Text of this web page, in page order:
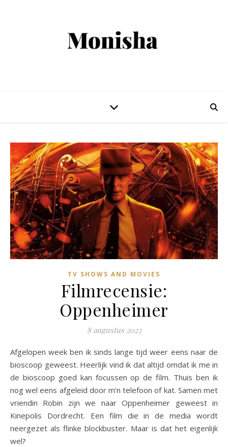
TV SHOWS AND MOVIES
Filmrecensie:
Oppenheimer
8 augustus 2023
Afgelopen week ben ik sinds lange tijd weer eens naar de
bioscoop geweest. Heerlijk vind ik dat altijd omdat ik me in
de bioscoop goed kan focussen op de film. Thuis ben ik
nog wel eens afgeleid door m’n telefoon of kat. Samen met
vriendin Robin zijn we naar Oppenheimer geweest in
Kinepolis Dordrecht. Een film die in de media wordt
neergezet als flinke blockbuster. Maar is dat het eigenlijk
wel?